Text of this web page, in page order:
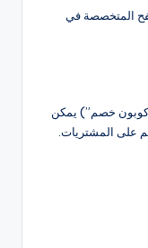
المتخصصة في
خصم”) يمكن
على المشتريات.